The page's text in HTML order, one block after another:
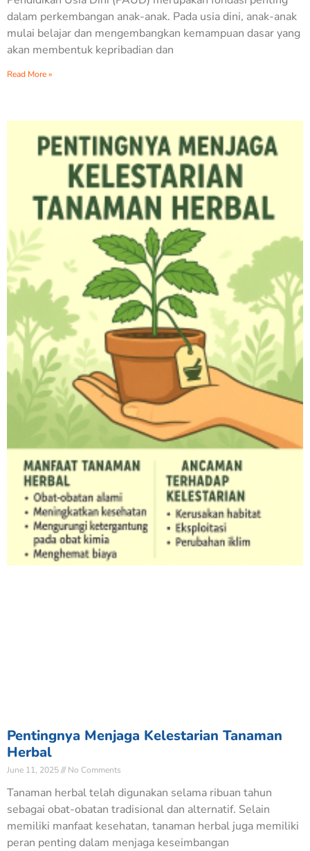
dalam perkembangan anak-anak. Pada usia dini, anak-anak
mulai belajar dan mengembangkan kemampuan dasar yang
akan membentuk kepribadian dan
Read More »
Pentingnya Menjaga Kelestarian Tanaman
Herbal
June 11, 2025 No Comments
Tanaman herbal telah digunakan selama ribuan tahun
sebagai obat-obatan tradisional dan alternatif. Selain
memiliki manfaat kesehatan, tanaman herbal juga memiliki
peran penting dalam menjaga keseimbangan